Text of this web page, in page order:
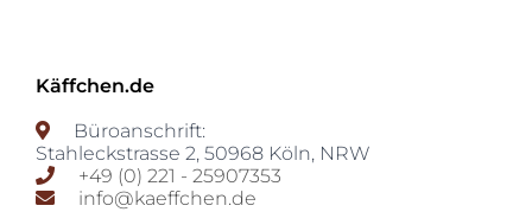
Käffchen.de
Büroanschrift:
Stahleckstrasse 2, 50968 Köln, NRW
+49 (0) 221 - 25907353
info@kaeffchen.de